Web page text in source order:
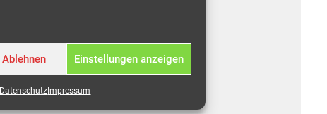
Ablehnen Einstellungen anzeigen
Datenschutz Impressum